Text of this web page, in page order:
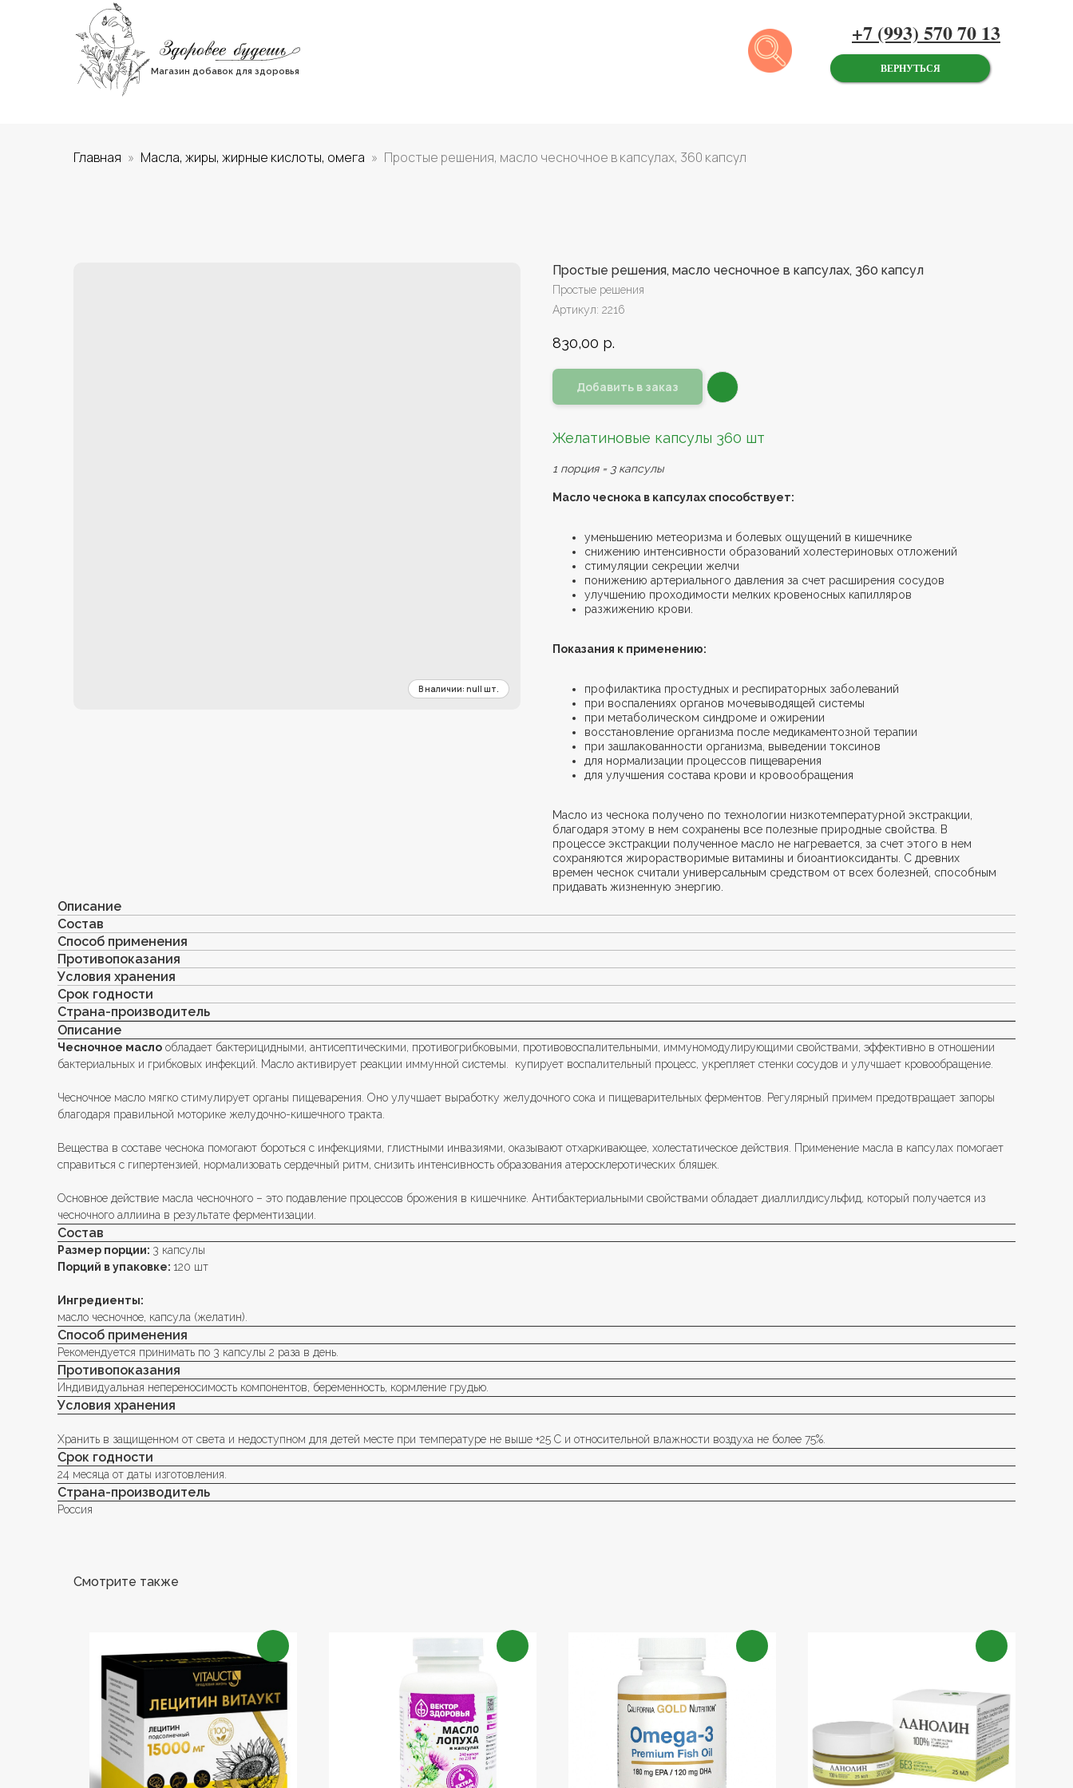
Магазин добавок для здоровья
+7 (993) 570 70 13
ВЕРНУТЬСЯ
Главная Масла, жиры, жирные кислоты, омега Простые решения, масло чесночное в капсулах, 360 капсул
Простые решения, масло чесночное в капсулах, 360 капсул
Простые решения
Артикул: 2216
830,00 р.
Добавить в заказ
Желатиновые капсулы 360 шт
1 порция = 3 капсулы
Масло чеснока в капсулах способствует:
уменьшению метеоризма и болевых ощущений в кишечнике
снижению интенсивности образований холестериновых отложений
стимуляции секреции желчи
понижению артериального давления за счет расширения сосудов
улучшению проходимости мелких кровеносных капилляров
разжижению крови.
Показания к применению:
профилактика простудных и респираторных заболеваний
при воспалениях органов мочевыводящей системы
при метаболическом синдроме и ожирении
восстановление организма после медикаментозной терапии
при зашлакованности организма, выведении токсинов
для нормализации процессов пищеварения
для улучшения состава крови и кровообращения
Масло из чеснока получено по технологии низкотемпературной экстракции,
благодаря этому в нем сохранены все полезные природные свойства. В
процессе экстракции полученное масло не нагревается, за счет этого в нем
сохраняются жирорастворимые витамины и биоантиоксиданты. С древних
времен чеснок считали универсальным средством от всех болезней, способным
придавать жизненную энергию.
Описание
Состав
Способ применения
Противопоказания
Условия хранения
Срок годности
Страна-производитель
Описание
Чесночное масло обладает бактерицидными, антисептическими, противогрибковыми, противовоспалительными, иммуномодулирующими свойствами, эффективно в отношении
бактериальных и грибковых инфекций. Масло активирует реакции иммунной системы. купирует воспалительный процесс, укрепляет стенки сосудов и улучшает кровообращение.
Чесночное масло мягко стимулирует органы пищеварения. Оно улучшает выработку желудочного сока и пищеварительных ферментов. Регулярный примем предотвращает запоры
благодаря правильной моторике желудочно-кишечного тракта.
Вещества в составе чеснока помогают бороться с инфекциями, глистными инвазиями, оказывают отхаркивающее, холестатическое действия. Применение масла в капсулах помогает
справиться с гипертензией, нормализовать сердечный ритм, снизить интенсивность образования атеросклеротических бляшек.
Основное действие масла чесночного – это подавление процессов брожения в кишечнике. Антибактериальными свойствами обладает диаллилдисульфид, который получается из
чесночного аллиина в результате ферментизации.
Состав
Размер порции: 3 капсулы
Порций в упаковке: 120 шт
Ингредиенты:
масло чесночное, капсула (желатин).
Способ применения
Рекомендуется принимать по 3 капсулы 2 раза в день.
Противопоказания
Индивидуальная непереносимость компонентов, беременность, кормление грудью.
Условия хранения
Хранить в защищенном от света и недоступном для детей месте при температуре не выше +25 С и относительной влажности воздуха не более 75%.
Срок годности
24 месяца от даты изготовления.
Страна-производитель
Россия
Смотрите также